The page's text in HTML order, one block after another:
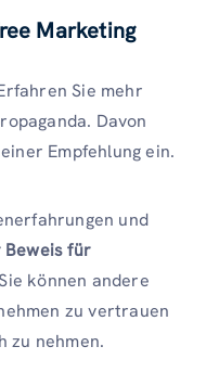
Marketing
Sie mehr
Davon
Empfehlung ein.
und
Beweis für
können andere
zu vertrauen
zu nehmen.